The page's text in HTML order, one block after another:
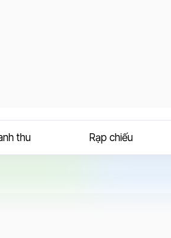
thu Rạp chiếu